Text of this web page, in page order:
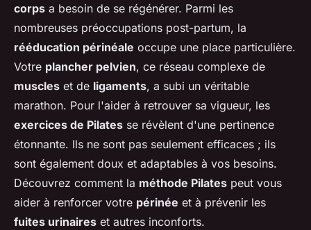
corps a besoin de se régénérer. Parmi les
nombreuses préoccupations post-partum, la
rééducation périnéale occupe une place particulière.
Votre plancher pelvien, ce réseau complexe de
muscles et de ligaments, a subi un véritable
marathon. Pour l'aider à retrouver sa vigueur, les
exercices de Pilates se révèlent d'une pertinence
étonnante. Ils ne sont pas seulement efficaces ; ils
sont également doux et adaptables à vos besoins.
Découvrez comment la méthode Pilates peut vous
aider à renforcer votre périnée et à prévenir les
fuites urinaires et autres inconforts.